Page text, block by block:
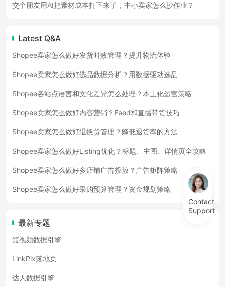
交个朋友用AI把素材成本打下来了，中小卖家怎么抄作业？
Latest Q&A
Shopee卖家怎么做好发货时效管理？提升物流体验
Shopee卖家怎么做好选品数据分析？用数据驱动选品
Shopee各站点语言和文化差异怎么处理？本土化运营策略
Shopee卖家怎么做好内容营销？Feed和直播带货技巧
Shopee卖家怎么做好退换货管理？降低退货率的方法
Shopee卖家怎么做好Listing优化？标题、主图、详情页全攻略
Shopee卖家怎么做好多店铺广告投放？广告矩阵策略
Shopee卖家怎么做好采购预算管理？资金规划策略
最新专题
短视频数据引擎
LinkPix落地页
达人数据引擎
Contact
Support